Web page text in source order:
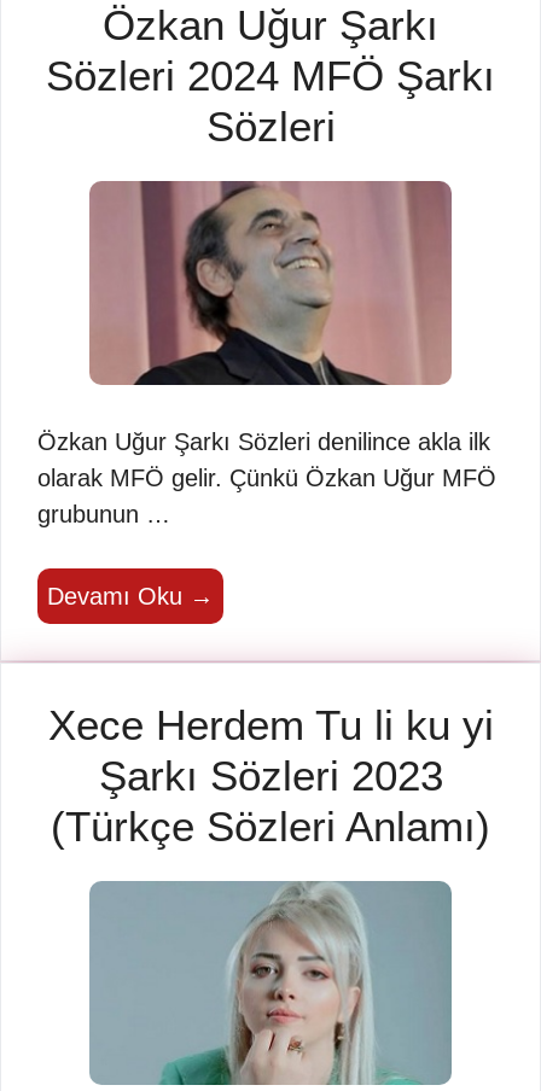
Özkan Uğur Şarkı
Sözleri 2024 MFÖ Şarkı
Sözleri
Özkan Uğur Şarkı Sözleri denilince akla ilk
olarak MFÖ gelir. Çünkü Özkan Uğur MFÖ
grubunun …
Devamı Oku →
Xece Herdem Tu li ku yi
Şarkı Sözleri 2023
(Türkçe Sözleri Anlamı)